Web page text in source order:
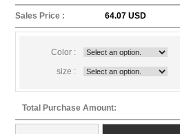
Sales Price : 64.07 USD
Color :
size :
Total Purchase Amount: